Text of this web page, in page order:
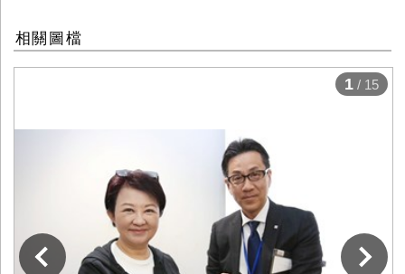
相關圖檔
下一張
1 / 15